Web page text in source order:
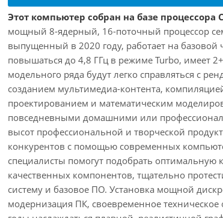
Этот компьютер собран на базе процессора
мощный 8-ядерный, 16-поточный процессор
выпущенный в 2020 году, работает на базовой
повышаться до 4,8 ГГц в режиме Turbo, имеет
модельного ряда будут легко справляться с
созданием мультимедиа-контента,
проектированием и математическим
повседневными домашними или
высот профессиональной и творческой
конкурентов с помощью современных
специалисты помогут подобрать оптимальную
качественных компонентов, тщательно
систему и базовое ПО. Установка мощной
модернизация ПК, своевременное